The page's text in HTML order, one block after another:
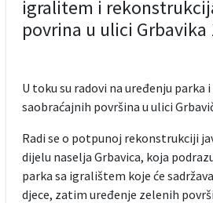
igralitem i
povrina u ulici Grbavika
U toku su radovi na uređenju parka
saobraćajnih površina u ulici
Radi se o potpunoj rekonstrukciji
dijelu naselja Grbavica, koja
parka sa igralištem koje će
djece, zatim uređenje zelenih